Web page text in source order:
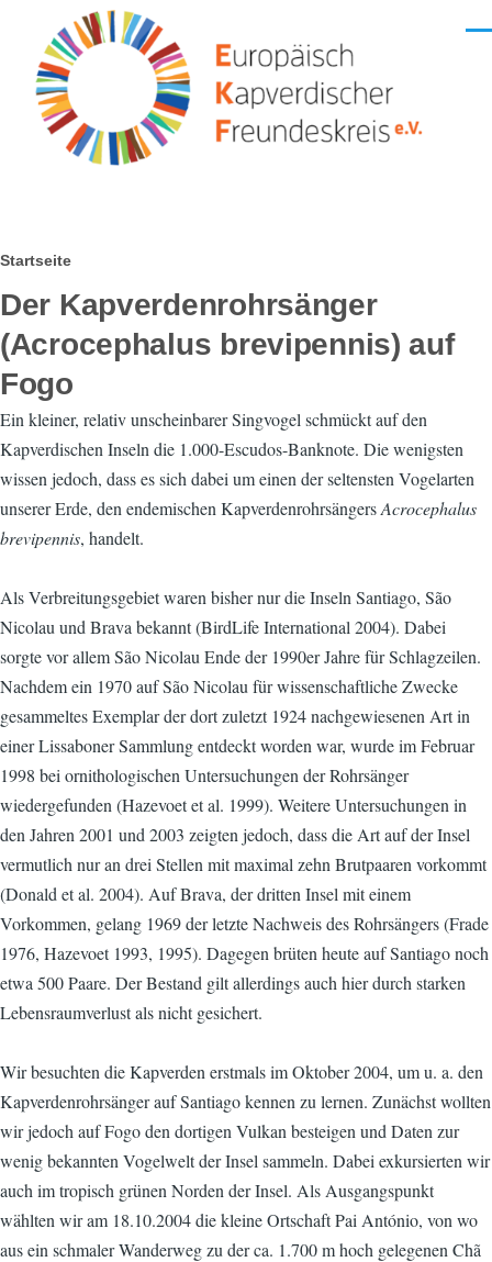
Direkt zum Inhalt
Pfadnavigation
Startseite
Der Kapverdenrohrsänger
(Acrocephalus brevipennis) auf
Fogo
Ein kleiner, relativ unscheinbarer Singvogel schmückt auf den
Kapverdischen Inseln die 1.000-Escudos-Banknote. Die wenigsten
wissen jedoch, dass es sich dabei um einen der seltensten Vogelarten
unserer Erde, den endemischen KapverdenrohrsängersAcrocephalus
brevipennis, handelt.
Als Verbreitungsgebiet waren bisher nur die Inseln Santiago, São
Nicolau und Brava bekannt (BirdLife International 2004). Dabei
sorgte vor allem São Nicolau Ende der 1990er Jahre für Schlagzeilen.
Nachdem ein 1970 auf São Nicolau für wissenschaftliche Zwecke
gesammeltes Exemplar der dort zuletzt 1924 nachgewiesenen Art in
einer Lissaboner Sammlung entdeckt worden war, wurde im Februar
1998 bei ornithologischen Untersuchungen der Rohrsänger
wiedergefunden (Hazevoet et al. 1999). Weitere Untersuchungen in
den Jahren 2001 und 2003 zeigten jedoch, dass die Art auf der Insel
vermutlich nur an drei Stellen mit maximal zehn Brutpaaren vorkommt
(Donald et al. 2004). Auf Brava, der dritten Insel mit einem
Vorkommen, gelang 1969 der letzte Nachweis des Rohrsängers (Frade
1976, Hazevoet 1993, 1995). Dagegen brüten heute auf Santiago noch
etwa 500 Paare. Der Bestand gilt allerdings auch hier durch starken
Lebensraumverlust als nicht gesichert.
Wir besuchten die Kapverden erstmals im Oktober 2004, um u. a. den
Kapverdenrohrsänger auf Santiago kennen zu lernen. Zunächst wollten
wir jedoch auf Fogo den dortigen Vulkan besteigen und Daten zur
wenig bekannten Vogelwelt der Insel sammeln. Dabei exkursierten wir
auch im tropisch grünen Norden der Insel. Als Ausgangspunkt
wählten wir am 18.10.2004 die kleine Ortschaft Pai António, von wo
aus ein schmaler Wanderweg zu der ca. 1.700 m hoch gelegenen Chã